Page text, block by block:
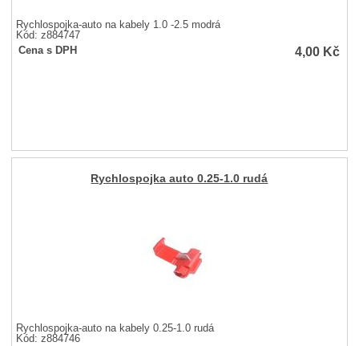
Rychlospojka-auto na kabely 1.0 -2.5 modrá
Kód: z884747
Cena s DPH
4,00 Kč
Rychlospojka auto 0.25-1.0 rudá
Rychlospojka-auto na kabely 0.25-1.0 rudá
Kód: z884746